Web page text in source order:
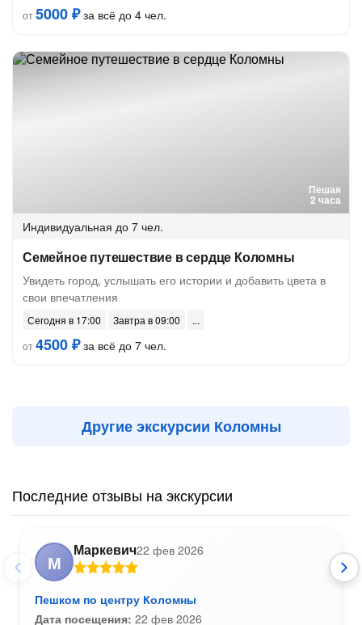
от5000 ₽за всё до 4 чел.
Пешая
2 часа
Индивидуальная до 7 чел.
Семейное путешествие в сердце Коломны
Увидеть город, услышать его истории и добавить цвета в
свои впечатления
Сегодня в 17:00
Завтра в 09:00
от4500 ₽за всё до 7 чел.
Другие экскурсии Коломны
Последние отзывы на экскурсии
М
Маркевич22 фев 2026
Пешком по центру Коломны
Дата посещения: 22 фев 2026